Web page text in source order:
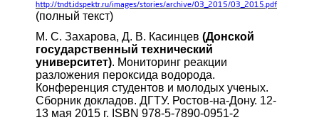
http://tndt.idspektr.ru/images/stories/archive/03_2015/03_2015.pdf
(полный текст)
М. С. Захарова, Д. В. Касинцев (Донской
государственный технический
университет). Мониторинг реакции
разложения пероксида водорода.
Конференция студентов и молодых ученых.
Сборник докладов. ДГТУ. Ростов-на-Дону. 12-
13 мая 2015 г. ISBN 978-5-7890-0951-2